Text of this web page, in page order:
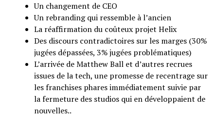
Un changement de CEO
Un rebranding qui ressemble à l’ancien
La réaffirmation du coûteux projet Helix
Des discours contradictoires sur les marges (30%
jugées dépassées, 3% jugées problématiques)
L’arrivée de Matthew Ball et d’autres recrues
issues de la tech, une promesse de recentrage sur
les franchises phares immédiatement suivie par
la fermeture des studios qui en développaient de
nouvelles..